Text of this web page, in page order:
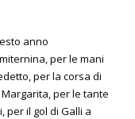
anno
per le mani
per la corsa di
per le tante
per il gol di Galli a